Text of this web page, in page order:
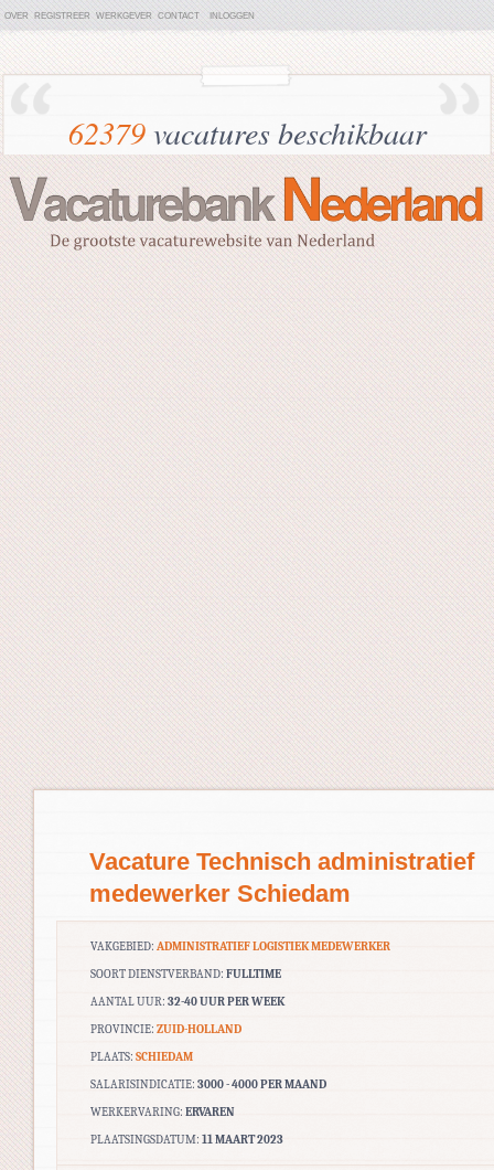
OVER REGISTREER WERKGEVER CONTACT INLOGGEN
62379vacatures beschikbaar
Vacature Technisch administratief
medewerker Schiedam
VAKGEBIED: ADMINISTRATIEF LOGISTIEK MEDEWERKER
SOORT DIENSTVERBAND: FULLTIME
AANTAL UUR: 32-40 UUR PER WEEK
PROVINCIE: ZUID-HOLLAND
PLAATS: SCHIEDAM
SALARISINDICATIE: 3000 - 4000 PER MAAND
WERKERVARING: ERVAREN
PLAATSINGSDATUM: 11 MAART 2023